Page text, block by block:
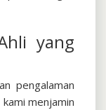
yang
pengalaman
menjamin